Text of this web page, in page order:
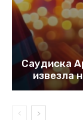
Саудиска
извезла